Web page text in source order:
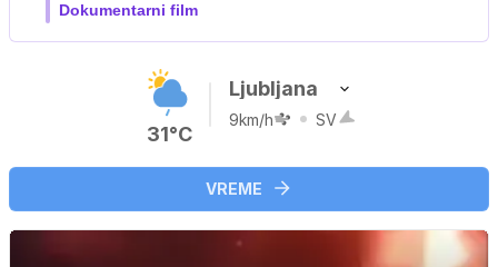
Film meseca / družinski, pustolovski
31°C
Ljubljana
9km/h SV
VREME